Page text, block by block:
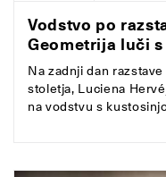
Vodstvo po
Geometrija luči
Na zadnji dan
stoletja, Luciena
na vodstvu s